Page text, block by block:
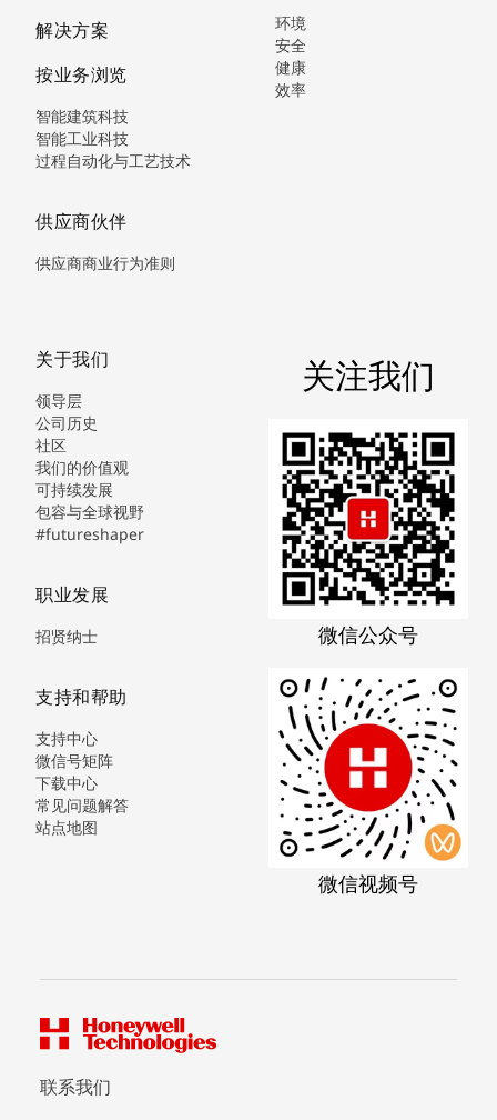
解决方案
按业务浏览
智能建筑科技
智能工业科技
过程自动化与工艺技术
供应商伙伴
供应商商业行为准则
环境
安全
健康
效率
关于我们
领导层
公司历史
社区
我们的价值观
可持续发展
包容与全球视野
#futureshaper
职业发展
招贤纳士
支持和帮助
支持中心
微信号矩阵
下载中心
常见问题解答
站点地图
关注我们
微信公众号
微信视频号
联系我们